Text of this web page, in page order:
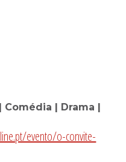
Comédia | Drama |
evento/o-convite-